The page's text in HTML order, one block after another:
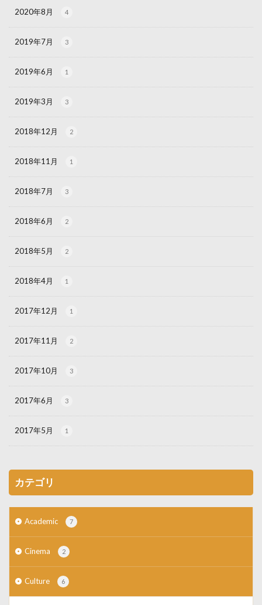
2020年8月 4
2019年7月 3
2019年6月 1
2019年3月 3
2018年12月 2
2018年11月 1
2018年7月 3
2018年6月 2
2018年5月 2
2018年4月 1
2017年12月 1
2017年11月 2
2017年10月 3
2017年6月 3
2017年5月 1
カテゴリ
Academic 7
Cinema 2
Culture 6